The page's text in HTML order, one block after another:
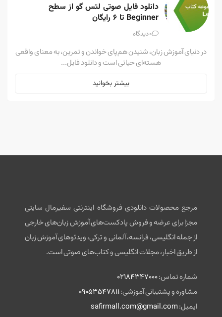
دانلود فایل صوتی لتس گو از سطح
Beginner تا ۶ رایگان
0 دیدگاه
در دنیای آموزش زبان، شنیدن هم‌پای خواندن و تمرین، به معنای واقعی
هسته‌ای حیاتی است و دانلود فایل...
بیشتر بخوانید
مرجع محصولات دانلودی فروشگاه اینترنتی سفیرمال سایتی
مجزا برای عرضه و فروش پادکست‌های آموزش زبان‌های خارجی
از جمله انگلیسی، فرانسه، آلمانی و ترکی، ویدئوهای آموزش زبان
از طریق اخبار، مجلات انگلیسی و کتاب‌های صوتی است.
شماره تماس:02184347000
مشاوره و پشتیبانی آموزشی:09053547811
ایمیل:safirmall.com@gmail.com